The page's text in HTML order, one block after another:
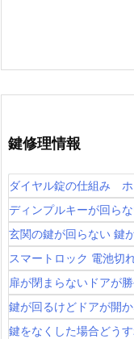
鍵
開
鍵
交
換
車
バ
イ
ク
鍵
作
成
鍵修理情報
ダイヤル錠の仕組み
ディンプルキーが回ら
玄関の鍵が回らない 鍵
スマートロック 電池切
扉が閉まらないドアが勝
鍵が回るけどドアが開
鍵をなくした場合どう